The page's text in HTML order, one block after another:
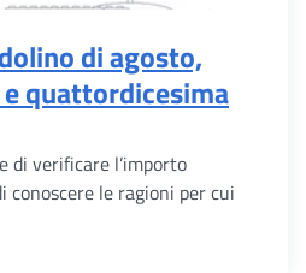
di agosto,
quattordicesima
di verificare l’importo
conoscere le ragioni per cui